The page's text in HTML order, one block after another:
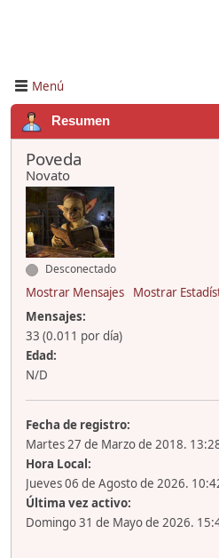
Menú
Resumen
Poveda
Novato
Desconectado
Mostrar Mensajes
Mostrar
Mensajes:
33 (0.011 por día)
Edad:
N/D
Fecha de registro:
Martes 27 de Marzo de 2018.
Hora Local:
Jueves 06 de Agosto de 2026.
Última vez activo:
Domingo 31 de Mayo de 2026.